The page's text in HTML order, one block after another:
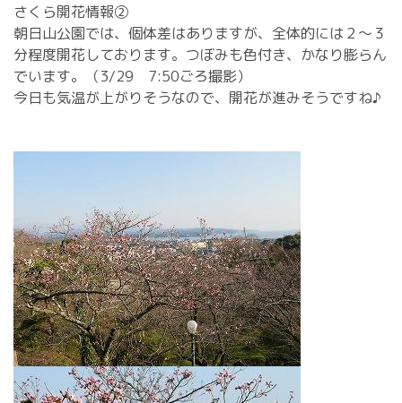
さくら開花情報②
朝日山公園では、個体差はありますが、全体的には２～３
分程度開花しております。つぼみも色付き、かなり膨らん
でいます。（3/29 7:50ごろ撮影）
今日も気温が上がりそうなので、開花が進みそうですね♪